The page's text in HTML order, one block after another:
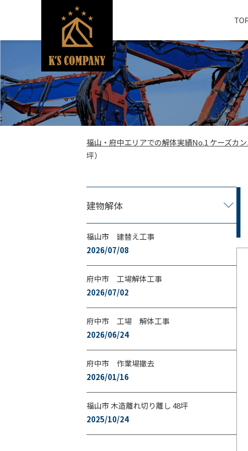
福山・府中エリアでの解体実績No.1 ケーズカ
坪
建物解体
福山市 建替え工事
2026/07/08
府中市 工場解体工事
2026/07/02
府中市 工場 解体工事
2026/06/24
府中市 作業場撤去
2026/01/16
福山市 木造離れ切り離し 48坪
2025/10/24